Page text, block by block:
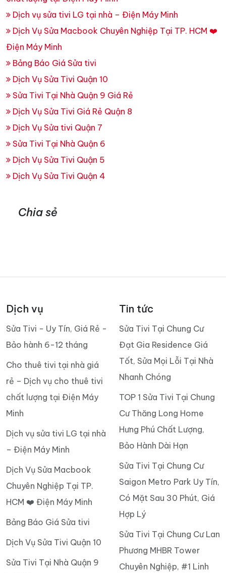
Dịch vụ sửa tivi LG tại nhà – Điện Máy Minh
Dịch Vụ Sửa Macbook Chuyên Nghiệp Tại TP. HCM ❤️
Điện Máy Minh
Bảng Báo Giá Sửa tivi
Dịch Vụ Sửa Tivi Quận 10
Sửa Tivi Tại Nhà Quận 9 Giá Rẻ
Dịch Vụ Sửa Tivi Giá Rẻ Quận 8
Dịch Vụ Sửa tivi Quận 7
Sửa Tivi Tại Nhà Quận 6
Dịch Vụ Sửa Tivi Quận 5
Dịch Vụ Sửa Tivi Quận 4
Chia sẻ
Dịch vụ
Sửa Tivi - Uy Tín, Giá Rẻ -
Bảo hành 6-12 tháng
Cho thuê tivi tại nhà giá
rẻ – Dịch vụ cho thuê tivi
chất lượng tại Điện Máy
Minh
Dịch vụ sửa tivi LG tại nhà
– Điện Máy Minh
Dịch Vụ Sửa Macbook
Chuyên Nghiệp Tại TP.
HCM ❤️ Điện Máy Minh
Bảng Báo Giá Sửa tivi
Dịch Vụ Sửa Tivi Quận 10
Sửa Tivi Tại Nhà Quận 9
Tin tức
Sửa Tivi Tại Chung Cư
Đạt Gia Residence Giá
Tốt, Sửa Mọi Lỗi Tại Nhà
Nhanh Chóng
TOP 1 Sửa Tivi Tại Chung
Cư Thăng Long Home
Hưng Phú Chất Lượng,
Bảo Hành Dài Hạn
Sửa Tivi Tại Chung Cư
Saigon Metro Park Uy Tín,
Có Mặt Sau 30 Phút, Giá
Hợp Lý
Sửa Tivi Tại Chung Cư Lan
Phương MHBR Tower
Chuyên Nghiệp, #1 Linh